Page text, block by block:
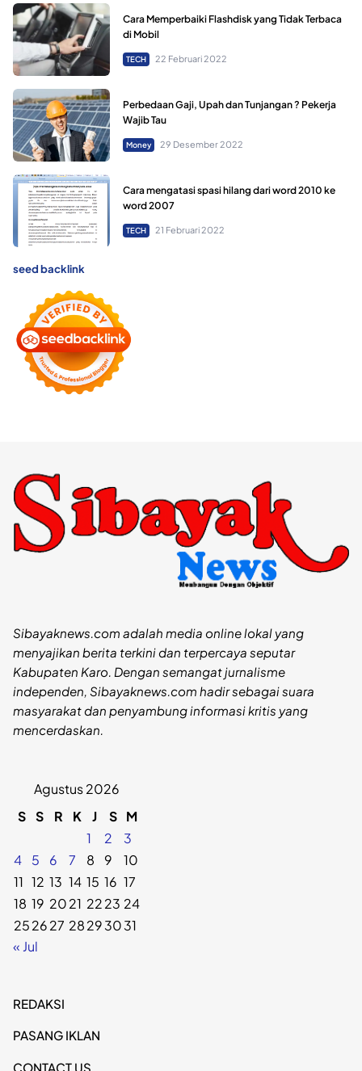
Cara Memperbaiki Flashdisk yang Tidak Terbaca
di Mobil
TECH 22 Februari 2022
Perbedaan Gaji, Upah dan Tunjangan ? Pekerja
Wajib Tau
Money 29 Desember 2022
Cara mengatasi spasi hilang dari word 2010 ke
word 2007
TECH 21 Februari 2022
seed backlink
Sibayaknews.com adalah media online lokal yang
menyajikan berita terkini dan terpercaya seputar
Kabupaten Karo. Dengan semangat jurnalisme
independen, Sibayaknews.com hadir sebagai suara
masyarakat dan penyambung informasi kritis yang
mencerdaskan.
Agustus 2026
S S R K J S M
1
2
3
4
5 6 7 8 9
10
11 12 13 14 15 16 17
18 19 2021 2223 24
252627 28293031
« Jul
REDAKSI
PASANG IKLAN
CONTACT US